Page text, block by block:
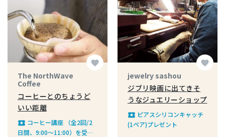
favorite
The NorthWave
Coffee
コーヒーとのちょうど
いい距離
local_play コーヒー講座 （全2回/2
日間、9:00〜11:00）を受講
favorite
jewelry sashou
ジブリ映画に出てきそ
うなジュエリーショップ
local_play ピアスシリコンキャッチ
(1ペア)プレゼント